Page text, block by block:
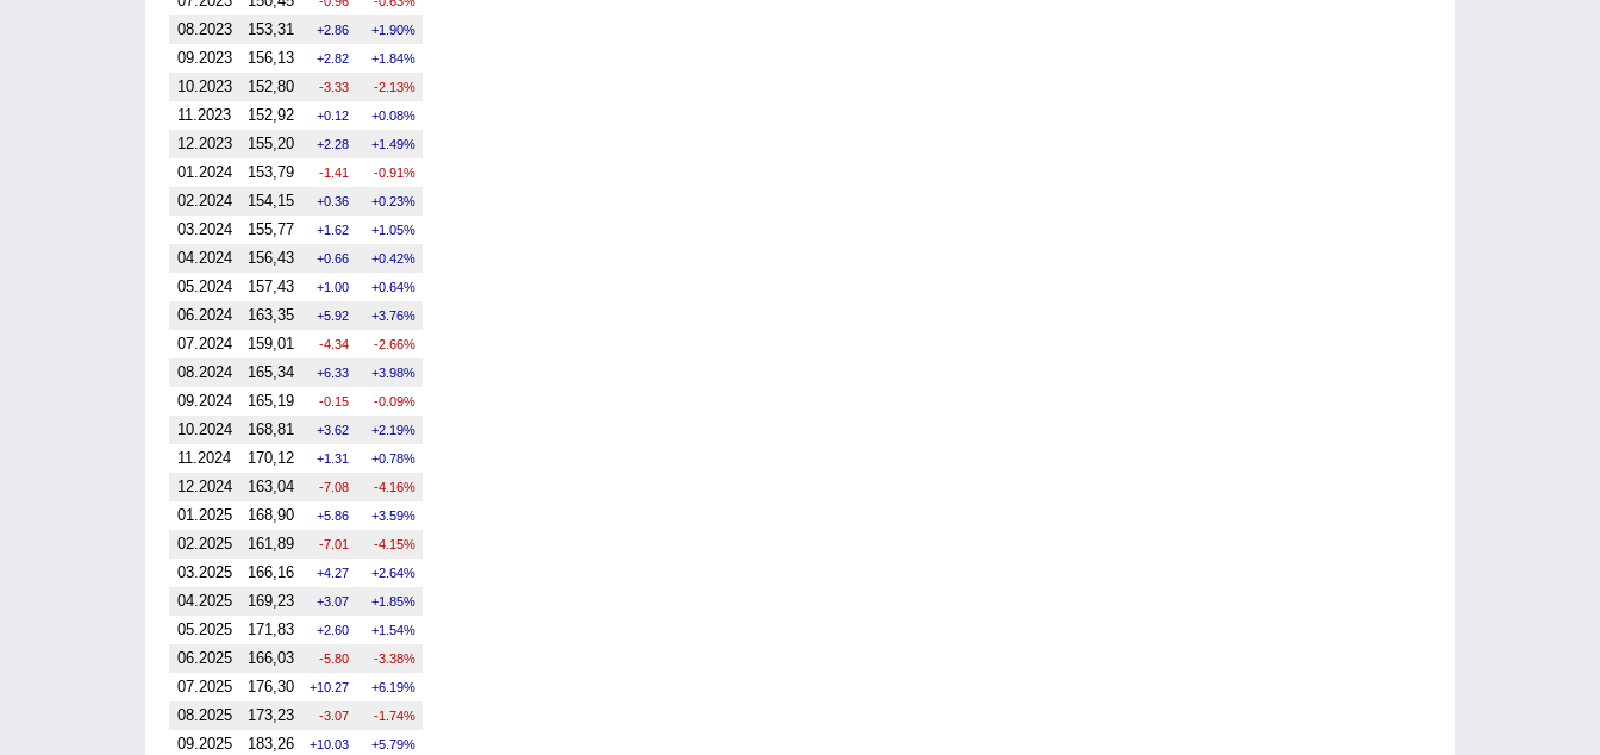
08.2023 153,31 2.86 1.90%
09.2023 156,13 2.82 1.84%
10.2023 152,80 -3.33 -2.13%
11.2023 152,92 0.12 0.08%
12.2023 155,20 2.28 1.49%
01.2024 153,79 -1.41 -0.91%
02.2024 154,15 0.36 0.23%
03.2024 155,77 1.62 1.05%
04.2024 156,43 0.66 0.42%
05.2024 157,43 1.00 0.64%
06.2024 163,35 5.92 3.76%
07.2024 159,01 -4.34 -2.66%
08.2024 165,34 6.33 3.98%
09.2024 165,19 -0.15 -0.09%
10.2024 168,81 3.62 2.19%
11.2024 170,12 1.31 0.78%
12.2024 163,04 -7.08 -4.16%
01.2025 168,90 5.86 3.59%
02.2025 161,89 -7.01 -4.15%
03.2025 166,16 4.27 2.64%
04.2025 169,23 3.07 1.85%
05.2025 171,83 2.60 1.54%
06.2025 166,03 -5.80 -3.38%
07.2025 176,30 10.27 6.19%
08.2025 173,23 -3.07 -1.74%
09.2025 183,26 10.03 5.79%